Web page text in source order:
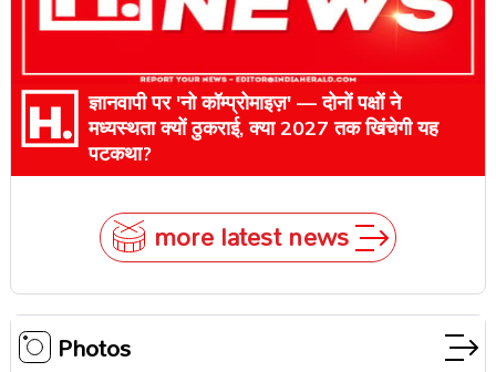
ज्ञानवापी पर 'नो कॉम्प्रोमाइज़' — दोनों पक्षों ने
मध्यस्थता क्यों ठुकराई, क्या 2027 तक खिंचेगी यह
पटकथा?
more latest news
Photos